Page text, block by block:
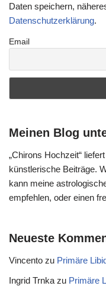
Daten speichern,
Datenschutzerklärung.
Email
Meinen Blog
„Chirons Hochzeit“
künstlerische Beiträge.
kann meine
empfehlen, oder einen
Neueste
Vincento zu Primäre
Ingrid Trnka zu Primäre